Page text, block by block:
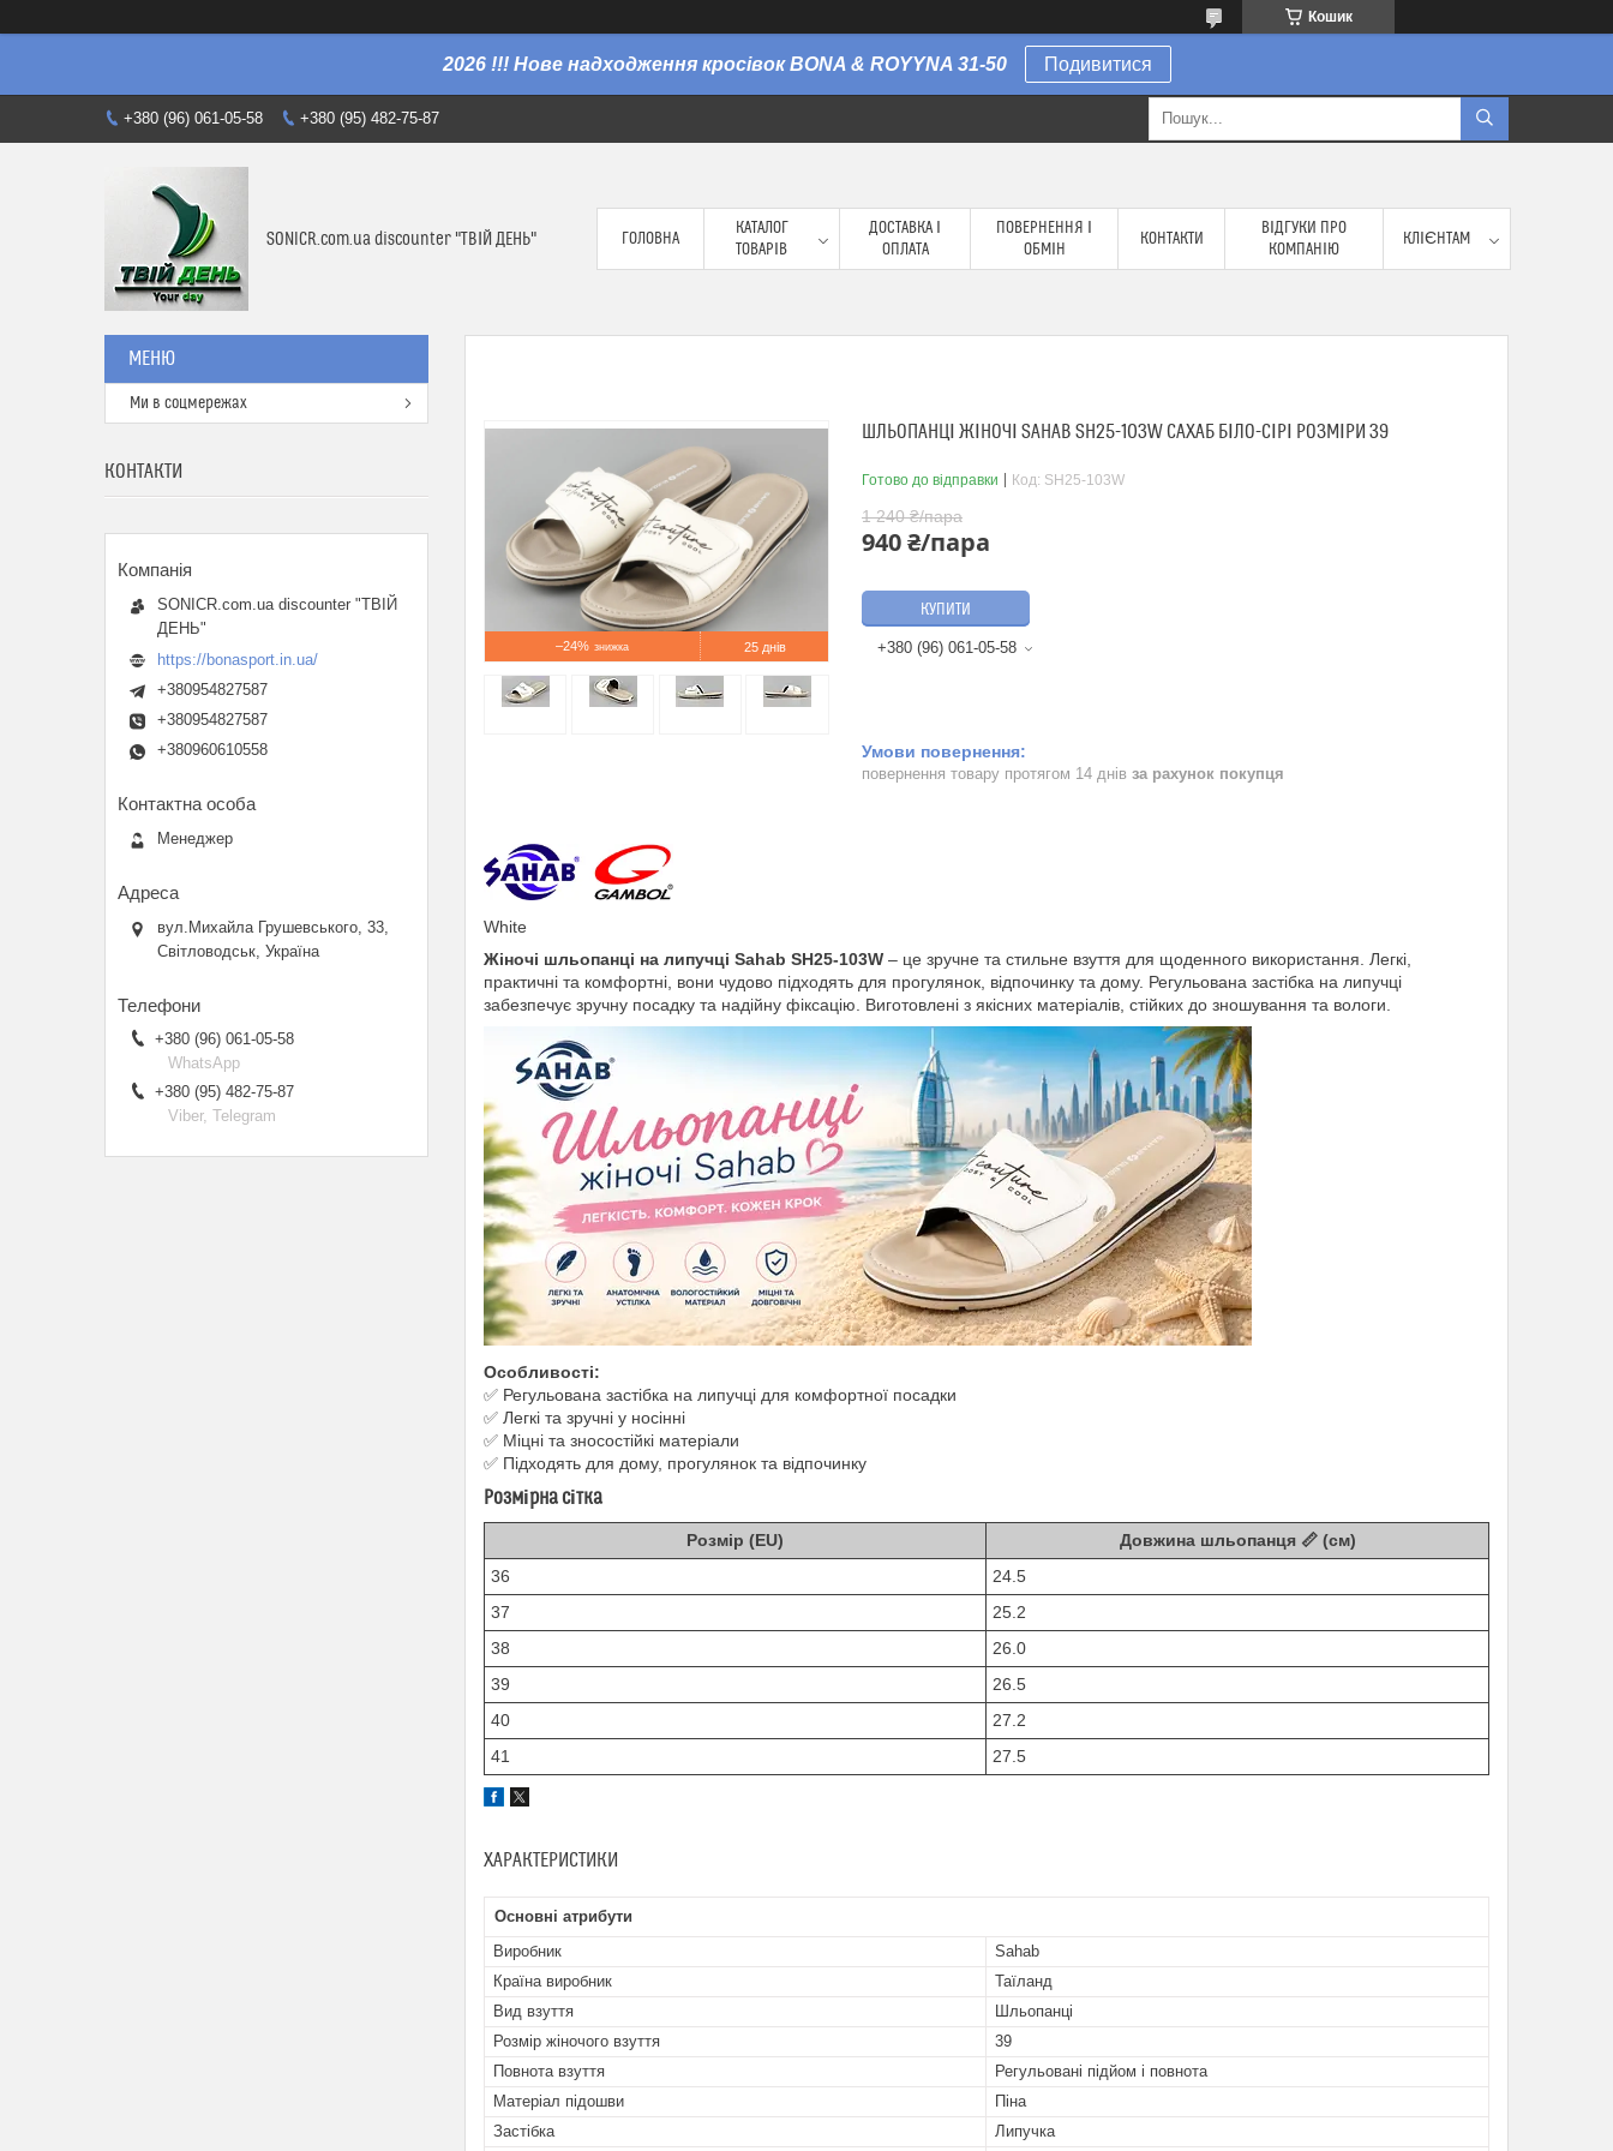
Кошик
2026 !!! Нове надходження кросівок BONA & ROYYNA 31-50 Подивитися
+380 (96) 061-05-58 +380 (95) 482-75-87
SONICR.com.ua discounter "ТВІЙ ДЕНЬ" ГОЛОВНА
КАТАЛОГ
ТОВАРІВ
ДОСТАВКА І
ОПЛАТА
ПОВЕРНЕННЯ І
ОБМІН
КОНТАКТИ
ВІДГУКИ ПРО
КОМПАНІЮ
КЛІЄНТАМ
–24% 25 днів
ШЛЬОПАНЦІ ЖІНОЧІ SAHAB SH25-103W САХАБ БІЛО-СІРІ РОЗМІРИ 39
Готово до відправки Код: SH25-103W
1 240 ₴/пара
940 ₴/пара
КУПИТИ
+380 (96) 061-05-58
повернення товару протягом 14 днів за рахунок покупця
White
Жіночі шльопанці на липучці Sahab SH25-103W – це зручне та стильне взуття для щоденного використання. Легкі,
практичні та комфортні, вони чудово підходять для прогулянок, відпочинку та дому. Регульована застібка на липучці
забезпечує зручну посадку та надійну фіксацію. Виготовлені з якісних матеріалів, стійких до зношування та вологи.
Особливості:
✅ Регульована застібка на липучці для комфортної посадки
✅ Легкі та зручні у носінні
✅ Міцні та зносостійкі матеріали
✅ Підходять для дому, прогулянок та відпочинку
Розмірна сітка
Розмір (EU)
Довжина шльопанця 📏 (см)
36
24.5
37
25.2
38
26.0
39
26.5
40
27.2
41
27.5
ХАРАКТЕРИСТИКИ
Основні атрибути
Виробник
Sahab
Країна виробник
Таїланд
Вид взуття
Шльопанці
Розмір жіночого взуття
39
Повнота взуття
Регульовані підйом і повнота
Матеріал підошви
Піна
Застібка
Липучка
Ми в соцмережах
КОНТАКТИ
SONICR.com.ua discounter "ТВІЙ
ДЕНЬ"
https://bonasport.in.ua/
+380954827587
+380954827587
+380960610558
Менеджер
вул.Михайла Грушевського, 33,
Світловодськ, Україна
+380 (96) 061-05-58
WhatsApp
+380 (95) 482-75-87
Viber, Telegram